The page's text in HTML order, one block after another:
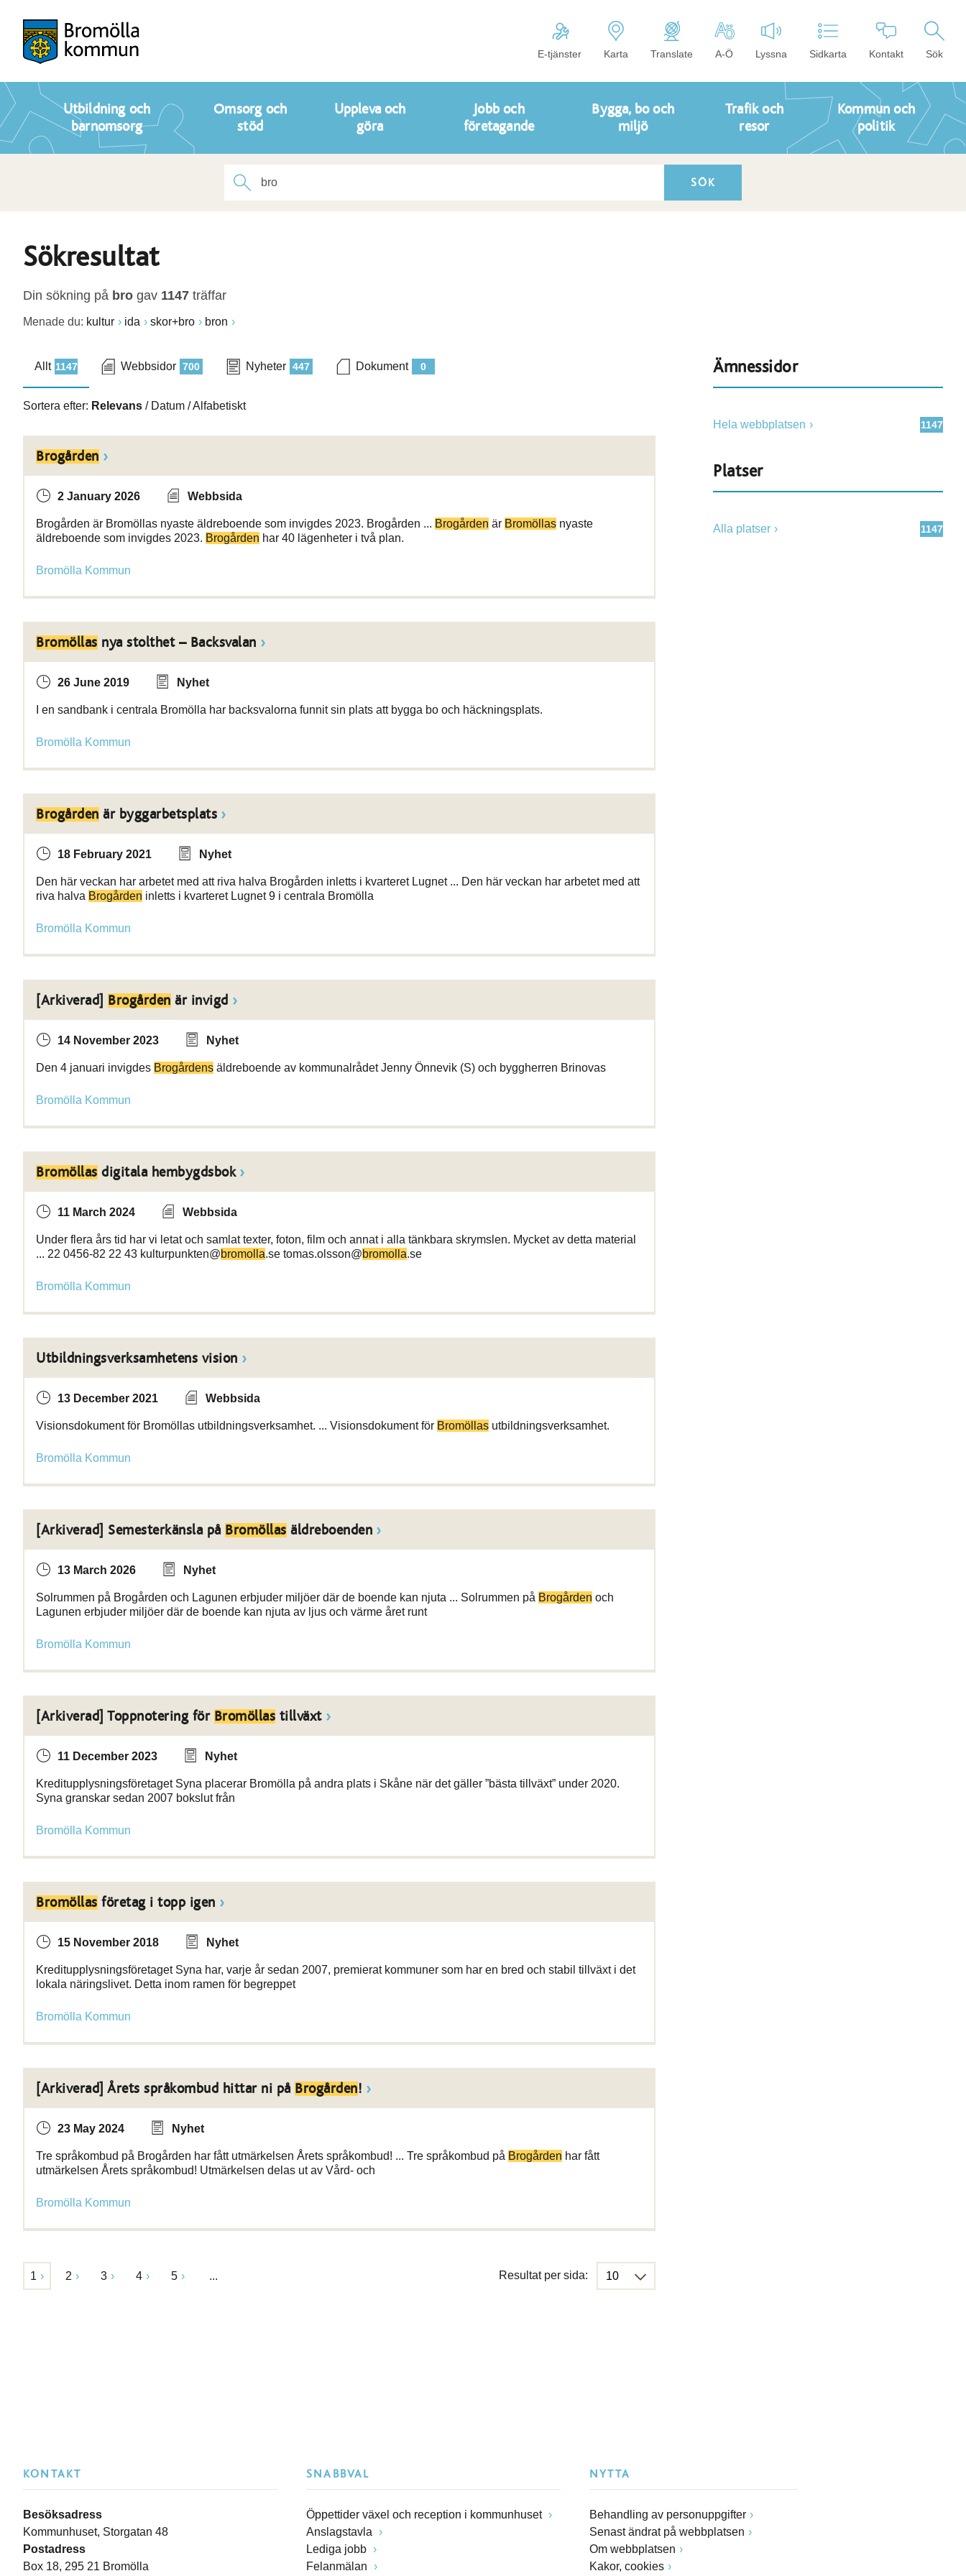
E-tjänster Karta Translate A-Ö Lyssna Sidkarta Kontakt Sök
Utbildning och
barnomsorg
Omsorg och
stöd
Uppleva och
göra
Jobb och
företagande
Bygga, bo och
miljö
Trafik och
resor
Kommun och
politik
Sökresultat
Din sökning på bro gav 1147 träffar
Menade du: kultur ida skor+bro bron
1147
Allt 700
Webbsidor 447
Nyheter 0
Dokument
Sortera efter: Relevans / Datum /Alfabetiskt
Brogården
2 January 2026 Webbsida
Brogården är Bromöllas nyaste äldreboende som invigdes 2023. Brogården ... Brogården är Bromöllas nyaste
äldreboende som invigdes 2023. Brogården har 40 lägenheter i två plan.
Bromölla Kommun
Bromöllas nya stolthet – Backsvalan
26 June 2019 Nyhet
I en sandbank i centrala Bromölla har backsvalorna funnit sin plats att bygga bo och häckningsplats.
Bromölla Kommun
Brogården är byggarbetsplats
18 February 2021 Nyhet
Den här veckan har arbetet med att riva halva Brogården inletts i kvarteret Lugnet ... Den här veckan har arbetet med att
riva halva Brogården inletts i kvarteret Lugnet 9 i centrala Bromölla
Bromölla Kommun
[Arkiverad] Brogården är invigd
14 November 2023 Nyhet
Den 4 januari invigdes Brogårdens äldreboende av kommunalrådet Jenny Önnevik (S) och byggherren Brinovas
Bromölla Kommun
Bromöllas digitala hembygdsbok
11 March 2024 Webbsida
Under flera års tid har vi letat och samlat texter, foton, film och annat i alla tänkbara skrymslen. Mycket av detta material
... 22 0456-82 22 43 kulturpunkten@bromolla.se tomas.olsson@bromolla.se
Bromölla Kommun
Utbildningsverksamhetens vision
13 December 2021 Webbsida
Visionsdokument för Bromöllas utbildningsverksamhet. ... Visionsdokument för Bromöllas utbildningsverksamhet.
Bromölla Kommun
[Arkiverad] Semesterkänsla på Bromöllas äldreboenden
13 March 2026 Nyhet
Solrummen på Brogården och Lagunen erbjuder miljöer där de boende kan njuta ... Solrummen på Brogården och
Lagunen erbjuder miljöer där de boende kan njuta av ljus och värme året runt
Bromölla Kommun
[Arkiverad] Toppnotering för Bromöllas tillväxt
11 December 2023 Nyhet
Kreditupplysningsföretaget Syna placerar Bromölla på andra plats i Skåne när det gäller ”bästa tillväxt” under 2020.
Syna granskar sedan 2007 bokslut från
Bromölla Kommun
Bromöllas företag i topp igen
15 November 2018 Nyhet
Kreditupplysningsföretaget Syna har, varje år sedan 2007, premierat kommuner som har en bred och stabil tillväxt i det
lokala näringslivet. Detta inom ramen för begreppet
Bromölla Kommun
[Arkiverad] Årets språkombud hittar ni på Brogården!
23 May 2024 Nyhet
Tre språkombud på Brogården har fått utmärkelsen Årets språkombud! ... Tre språkombud på Brogården har fått
utmärkelsen Årets språkombud! Utmärkelsen delas ut av Vård- och
Bromölla Kommun
1 2 3 4 5 ... Resultat per sida:
Ämnessidor
1147
Hela webbplatsen
Platser
1147
Alla platser
KONTAKT
Besöksadress
Kommunhuset, Storgatan 48
Postadress
Box 18, 295 21 Bromölla
SNABBVAL
Öppettider växel och reception i kommunhuset
Anslagstavla
Lediga jobb
Felanmälan
NYTTA
Behandling av personuppgifter
Senast ändrat på webbplatsen
Om webbplatsen
Kakor, cookies